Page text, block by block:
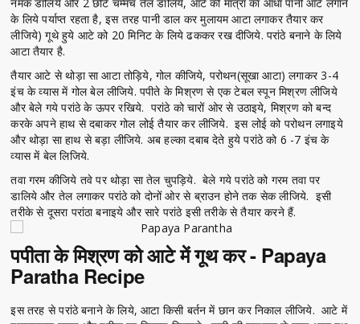
नमक डालिये और 2 छोटे चम्मच तेल डालिये, आटे की मात्रा का आधा पानी आटे लगाने
के लिये पर्याप्त रहता है, इस तरह पानी डाल कर मुलायम आटा लगाकर तैयार कर
लीजिये) गूथे हुये आटे को 20 मिनिट के लिये ढककर रख दीजिये. परांठे बनाने के लिये
आटा तैयार है.
तैयार आटे से थोड़ा सा आटा तोड़िये, गोल कीजिये, परोथन(सूखा आटा) लगाकर 3-4
इंच के व्यास में गोल बेल लीजिये. पपीते के मिश्रण से एक टेबल स्पून मिश्रण लीजिये
और बेले गये परांठे के ऊपर रखिये. परांठे को चारों ओर से उठाइये, मिश्रण को बन्द
करके अपने हाथ से दबाकर गोल लोई तैयार कर लीजिये. इस लोई को परोथन लगाइये
और थोड़ा सा हाथ से बड़ा लीजिये. अब हल्का दबाब देते हुये परांठे को 6 -7 इंच के
व्यास में बेल लिजिये.
तवा गरम कीजिये तवे पर थोड़ा सा तेल चुपड़िये. बेले गये परांठे को गरम तवा पर
डालिये और तेल लगाकर परांठे को दोनों ओर से ब्राउन होने तक सेक लीजिये. इसी
तरीके से दूसरा परांठा बनाइये और सारे परांठे इसी तरीके से तैयार करने हैं.
पपीता के मिश्रण को आटे में गूथ कर - Papaya
Paratha Recipe
इस तरह से परांठे बनाने के लिये, आटा किसी बर्तन में छान कर निकाल लीजिये. आटे में